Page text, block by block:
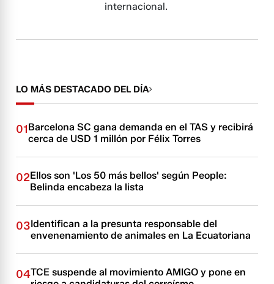
internacional.
LO MÁS DESTACADO DEL DÍA
01Barcelona SC gana demanda en el TAS y recibirá
cerca de USD 1 millón por Félix Torres
02Ellos son 'Los 50 más bellos' según People:
Belinda encabeza la lista
03Identifican a la presunta responsable del
envenenamiento de animales en La Ecuatoriana
04TCE suspende al movimiento AMIGO y pone en